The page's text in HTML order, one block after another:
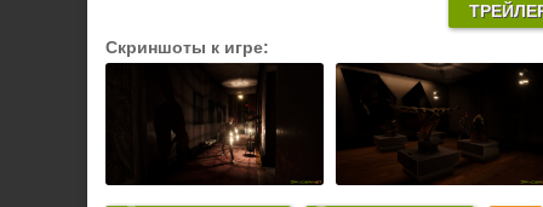
Скриншоты к игре: